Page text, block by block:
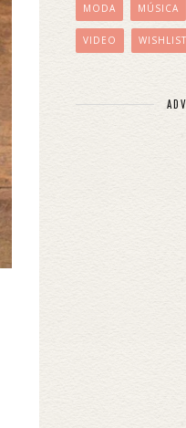
MODA MÚSICA
VIDEO WISHLIST